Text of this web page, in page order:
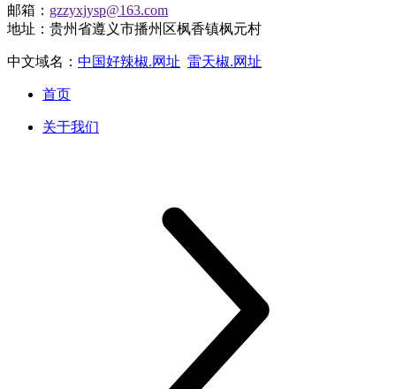
邮箱： gzzyxjysp@163.com
地址：贵州省遵义市播州区枫香镇枫元村
中文域名： 中国好辣椒.网址 雷天椒.网址
首页
关于我们